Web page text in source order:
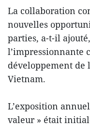
La collaboration
nouvelles
parties, a-t-il
l’impressionnante
développement de
Vietnam.
L’exposition
valeur » était